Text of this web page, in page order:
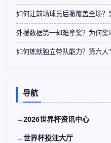
如何让前场球员后撤覆盖全场？
外援数据第一却难拿奖？为何奖
如何练就独立带队能力？第六人
导航
2026世界杯资讯中心
世界杯投注大厅